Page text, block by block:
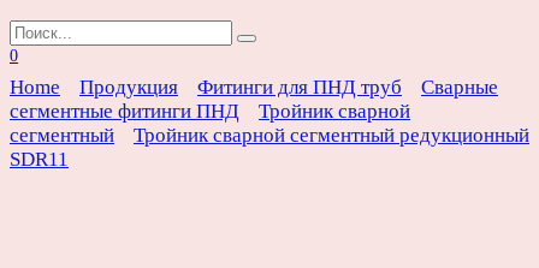
Search
for:
0
Home Продукция Фитинги для ПНД труб
Сварные
сегментные фитинги ПНД
Тройник сварной
сегментный
Тройник сварной сегментный редукционный
SDR11